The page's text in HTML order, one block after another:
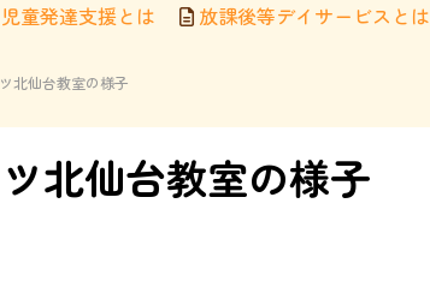
児童発達支援とは 放課後等デイサービスとは
北仙台教室の様子
北仙台教室の様子